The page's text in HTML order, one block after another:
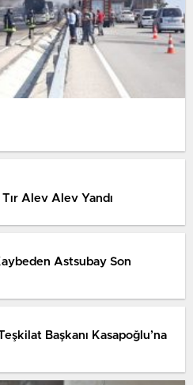
Alev Alev Yandı
Astsubay Son
Başkanı Kasapoğlu’na